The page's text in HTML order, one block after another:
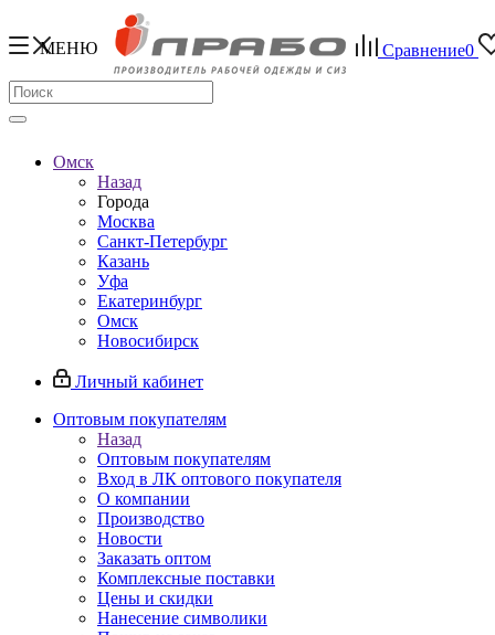
МЕНЮ Сравнение0
Омск
Назад
Города
Москва
Санкт-Петербург
Казань
Уфа
Екатеринбург
Омск
Новосибирск
Личный кабинет
Оптовым покупателям
Назад
Оптовым покупателям
Вход в ЛК оптового покупателя
О компании
Производство
Новости
Заказать оптом
Комплексные поставки
Цены и скидки
Нанесение символики